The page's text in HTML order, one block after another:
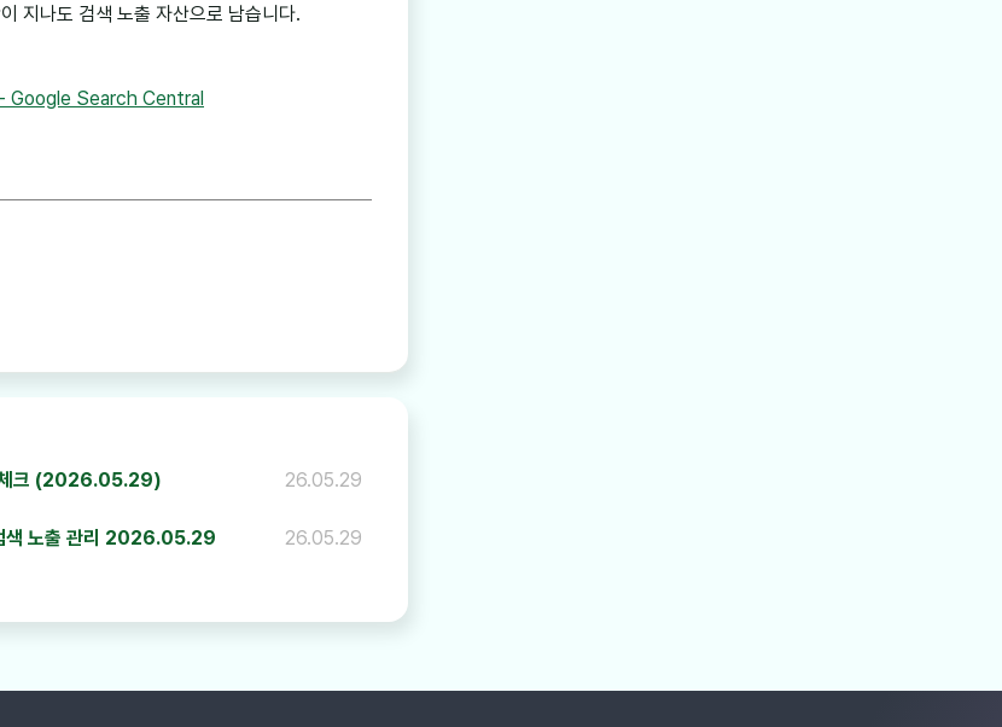
지나도 검색 노출 자산으로 남습니다.
Google Search Central
체크 (2026.05.29) 26.05.29
색 노출 관리 2026.05.29 26.05.29